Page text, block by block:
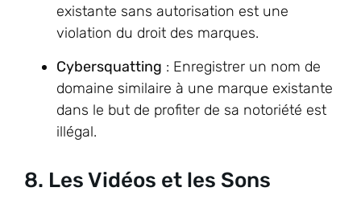
existante sans autorisation est une
violation du droit des marques.
Cybersquatting : Enregistrer un nom de
domaine similaire à une marque existante
dans le but de profiter de sa notoriété est
illégal.
8. Les Vidéos et les Sons